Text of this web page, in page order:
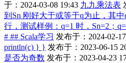
于：2024-03-08 19:43 九九乘法表
到Sn 刚好大于或等于q为止，其
行，测试样例：q=1 时，Sn=2；
# ## Scala学习 发布于：2024-02-
println(c) } } 发布于：2023-06-15
是否为奇数 发布于：2023-04-23